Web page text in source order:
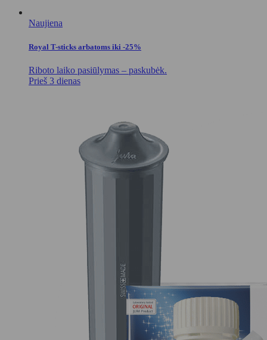
Naujiena
Royal T-sticks arbatoms iki -25%
Riboto laiko pasiūlymas – paskubėk.
Prieš 3 dienas